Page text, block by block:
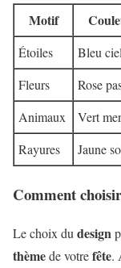
Motif
Étoiles Bleu ciel
Fleurs
Rose
Animaux
Vert
Rayures
Jaune
Comment
Le choix dudesign
thèmede votrefête.